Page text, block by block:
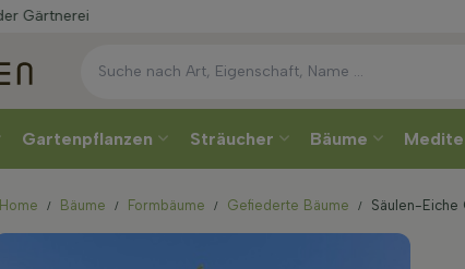
Gartenpflanzen Sträucher Bäume
Home Bäume Formbäume Gefiederte Bäume Säulen-Eiche